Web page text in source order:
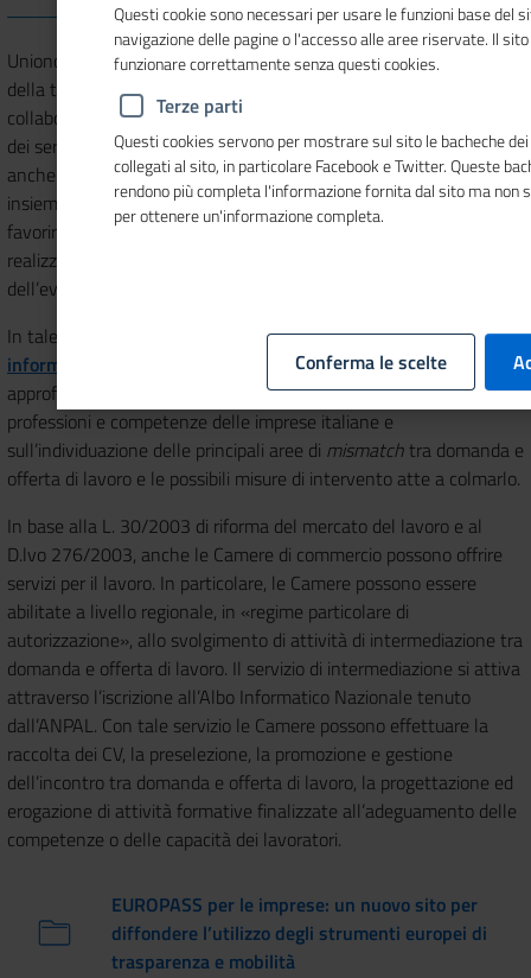
Unioncamere e il sistema camerale svolgono azioni a supporto
della transizione scuola-lavoro e università-lavoro e, in
collaborazione con i Centri per l’impiego e con la Rete nazionale
dei servizi per le politiche attive del lavoro, attuano iniziative -
anche attraverso la valorizzazione dei network territoriali costruiti
insieme agli altri attori locali della filiera scuola-lavoro - volte a
favorire l’incontro tra domanda e offerta anche attraverso la
realizzazione di servizi informativi a carattere previsionale sui temi
dell’evoluzione del mercato del lavoro.
In tale ambito la principale fonte è costituita dalSistema
informativo Excelsior
che mette a disposizione dati,
approfondimenti e altri strumenti informativi sulla domanda di
professioni e competenze delle imprese italiane e
sull’individuazione delle principali aree di mismatchtra domanda e
offerta di lavoro e le possibili misure di intervento atte a colmarlo.
In base alla L. 30/2003 di riforma del mercato del lavoro e al
D.lvo 276/2003, anche le Camere di commercio possono offrire
servizi per il lavoro. In particolare, le Camere possono essere
abilitate a livello regionale, in «regime particolare di
autorizzazione», allo svolgimento di attività di intermediazione tra
domanda e offerta di lavoro. Il servizio di intermediazione si attiva
attraverso l’iscrizione all’Albo Informatico Nazionale tenuto
dall’ANPAL. Con tale servizio le Camere possono effettuare la
raccolta dei CV, la preselezione, la promozione e gestione
dell’incontro tra domanda e offerta di lavoro, la progettazione ed
erogazione di attività formative finalizzate all’adeguamento delle
competenze o delle capacità dei lavoratori.
EUROPASS per le imprese: un nuovo sito per
diffondere l’utilizzo degli strumenti europei di
trasparenza e mobilità
Questi cookie sono necessari per usare le funzioni base del
navigazione delle pagine o l'accesso alle aree riservate. Il
funzionare correttamente senza questi cookies.
Terze parti
Questi cookies servono per mostrare sul sito le bacheche
collegati al sito, in particolare Facebook e Twitter. Queste
rendono più completa l'informazione fornita dal sito ma non
per ottenere un'informazione completa.
Conferma le scelte